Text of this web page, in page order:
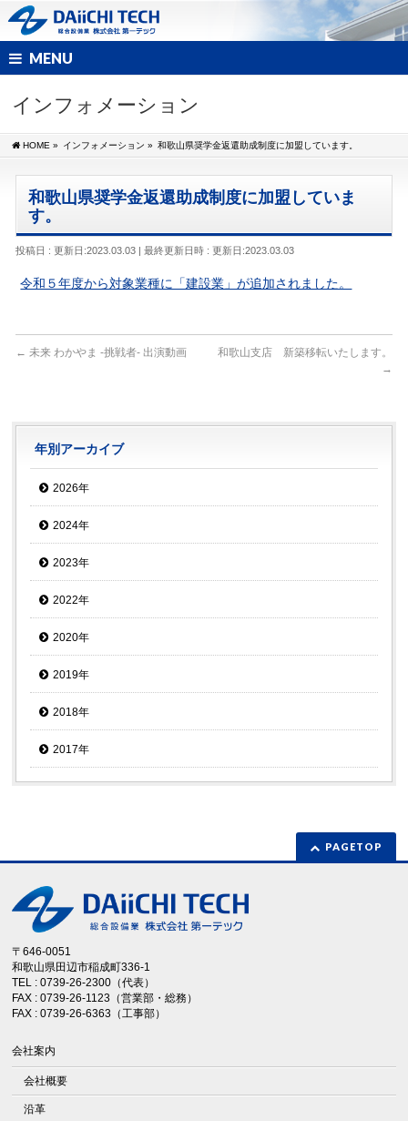
MENU
インフォメーション
HOME » インフォメーション » 和歌山県奨学金返還助成制度に加盟しています。
和歌山県奨学金返還助成制度に加盟していま
す。
投稿日 : 更新日:2023.03.03 最終更新日時 : 更新日:2023.03.03
令和５年度から対象業種に「建設業」が追加されました。
← 未来 わかやま -挑戦者- 出演動画
和歌山支店 新築移転いたします。
→
年別アーカイブ
2026年
2024年
2023年
2022年
2020年
2019年
2018年
2017年
PAGETOP
〒646-0051
和歌山県田辺市稲成町336-1
TEL : 0739-26-2300（代表）
FAX : 0739-26-1123（営業部・総務）
FAX : 0739-26-6363（工事部）
会社案内
会社概要
沿革